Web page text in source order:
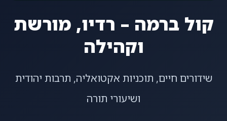
קול ברמה – רדיו, מורשת
וקהילה
שידורים חיים, תוכניות אקטואליה, תרבות יהודית
ושיעורי תורה